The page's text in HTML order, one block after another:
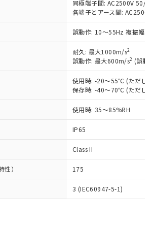
同極端子間: AC2500V 50/
各端子とアース間:
誤動作: 10～55Hz 複振幅
耐久: 最大1000m/s2
誤動作: 最大600m/s2 (誤動
使用時: -20～55℃ (ただし、
保存時: -40～70℃ (ただし、
使用時: 35～85%RH
IP65
Class II
） 175
3 (IEC60947-5-1)
な納期状況および標準価格はお客
お取引先、またはお客様担当のオ
ン制御機器販売店・当社販売員に
ロン制御機器販売店や当社販売拠
」をご確認
状況および標準価格結果を当社の
の承諾なく第三者に漏洩または開
ないようお願いします。
パーツ機能（部品リスト作成サー
）をご利用いただくには、I-Web
ーズにご登録されている必要が
が当ウェブサイト上で当社にご
び当社の共同利用者が、当社の製
以下、ポリ臭化ジフェニルエーテル類
以下、フタル酸ビス(2-エチルヘキシ
別名：DOP) 1000ppm以下、フタル酸ブチ
BBP） 1000ppm以下、フタル酸ジブチル
以下、フタル酸ジイソブチル
指令で産業用監視および制御機器に対する
テル類の４物質については閾値を超える意
定月
切り替え状況などにより、予定
ることがあります。
有証明書ダウンロード
有証明書をダウンロードするこ
ロム) : 1000ppm、 PBBs(ポリ臭化ビフェ
、 PBDEs(ポリ臭化ジフェニルエーテ
酸ジブチル) : 1000ppm、 DIBP(フタル酸ジ
: 1000ppm、 BBP(フタル酸ブチルベンジ
酸ビス(2-エチルヘキシル)) : 1000ppm
護使用期限
あることを示します。
常の使用状況下において有害物
漏えいし、環境に深刻な影響を
年数を意味します。
確認です。当社販売部門へお問
ださい。
は規制貨物を破棄する場合は、完
破砕するなど、違法に輸出されな
う必要な手段を講じます。
は貴社製品を、核兵器、ミサイ
化学兵器、生物兵器またはその他
並びにこれらの製造装置等に一切
は、貴社製品を第三者に販売する
は、上記1、2および3の内容を当
三者に通知します。また当社は、
先および販売に係わる関係者が違
輸出するおそれがある場合は、取
をいたしません。
一定数以上の在庫あり
一定数には満たないが在庫あり
在庫なし(最新の在庫状況につ
たはお客様担当のオムロン制御
機器販売店・当社販売員にご確
受注生産機種、また在庫状況の
情報を公開していない機種